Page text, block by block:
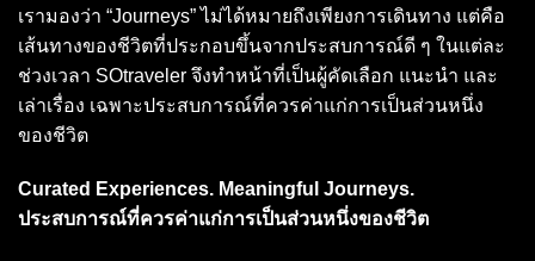
เรามองว่า “Journeys” ไม่ได้หมายถึงเพียงการเดินทาง แต่คือ
เส้นทางของชีวิตที่ประกอบขึ้นจากประสบการณ์ดี ๆ ในแต่ละ
ช่วงเวลา SOtraveler จึงทำหน้าที่เป็นผู้คัดเลือก แนะนำ และ
เล่าเรื่อง เฉพาะประสบการณ์ที่ควรค่าแก่การเป็นส่วนหนึ่ง
ของชีวิต
Curated Experiences. Meaningful Journeys.
ประสบการณ์ที่ควรค่าแก่การเป็นส่วนหนึ่งของชีวิต